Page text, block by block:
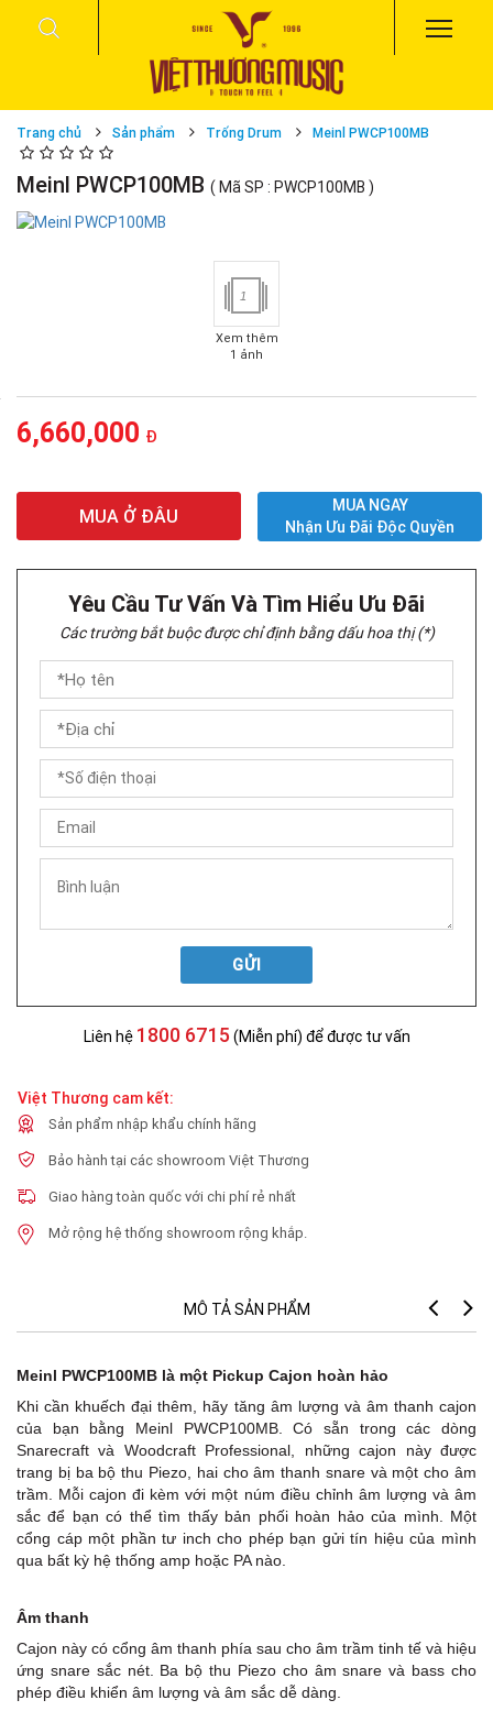
Trang chủ Sản phẩm Trống Drum Meinl PWCP100MB
Meinl PWCP100MB ( Mã SP : PWCP100MB )
1
Xem thêm
1 ảnh
6,660,000 Đ
MUA Ở ĐÂU
MUA NGAY
Nhận Ưu Đãi Độc Quyền
Yêu Cầu Tư Vấn Và Tìm Hiểu Ưu Đãi
Các trường bắt buộc được chỉ định bằng dấu hoa thị (*)
GỬI
Liên hệ 1800 6715 (Miễn phí) để được tư vấn
Việt Thương cam kết:
Sản phẩm nhập khẩu chính hãng
Bảo hành tại các showroom Việt Thương
Giao hàng toàn quốc với chi phí rẻ nhất
Mở rộng hệ thống showroom rộng khắp.
MÔ TẢ SẢN PHẨM
Meinl PWCP100MB là một Pickup Cajon hoàn hảo
Khi cần khuếch đại thêm, hãy tăng âm lượng và âm thanh cajon
của bạn bằng Meinl PWCP100MB. Có sẵn trong các dòng
Snarecraft và Woodcraft Professional, những cajon này được
trang bị ba bộ thu Piezo, hai cho âm thanh snare và một cho âm
trầm. Mỗi cajon đi kèm với một núm điều chỉnh âm lượng và âm
sắc để bạn có thể tìm thấy bản phối hoàn hảo của mình. Một
cổng cáp một phần tư inch cho phép bạn gửi tín hiệu của mình
qua bất kỳ hệ thống amp hoặc PA nào.
Âm thanh
Cajon này có cổng âm thanh phía sau cho âm trầm tinh tế và hiệu
ứng snare sắc nét. Ba bộ thu Piezo cho âm snare và bass cho
phép điều khiển âm lượng và âm sắc dễ dàng.